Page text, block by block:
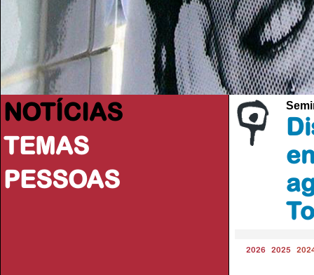
NOTÍCIAS
TEMAS
PESSOAS
2026 2025